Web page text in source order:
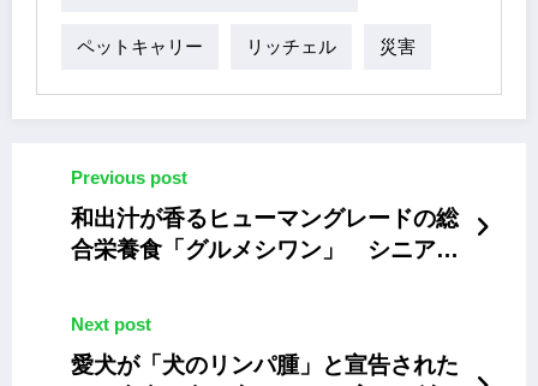
ペットキャリー リッチェル 災害
Previous post
和出汁が香るヒューマングレードの総
合栄養食「グルメシワン」 シニア犬
Next post
愛犬が「犬のリンパ腫」と宣告された